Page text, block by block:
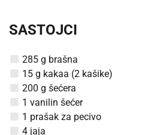
SASTOJCI
285 g brašna
15 g kakaa (2 kašike)
200 g šećera
1 vanilin šećer
1 prašak za pecivo
4 jaja